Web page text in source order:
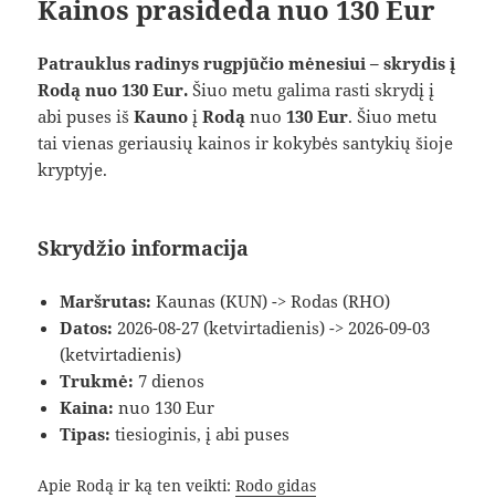
Kainos prasideda nuo 130 Eur
Patrauklus radinys rugpjūčio mėnesiui – skrydis į
Rodą nuo 130 Eur. Šiuo metu galima rasti skrydį į
abi puses išKauno įRodą nuo130 Eur. Šiuo metu
tai vienas geriausių kainos ir kokybės santykių šioje
kryptyje.
Skrydžio informacija
Maršrutas: Kaunas (KUN) -> Rodas (RHO)
Datos: 2026-08-27 (ketvirtadienis) -> 2026-09-03
(ketvirtadienis)
Trukmė: 7 dienos
Kaina: nuo 130 Eur
Tipas: tiesioginis, į abi puses
Apie Rodą ir ką ten veikti:Rodo gidas